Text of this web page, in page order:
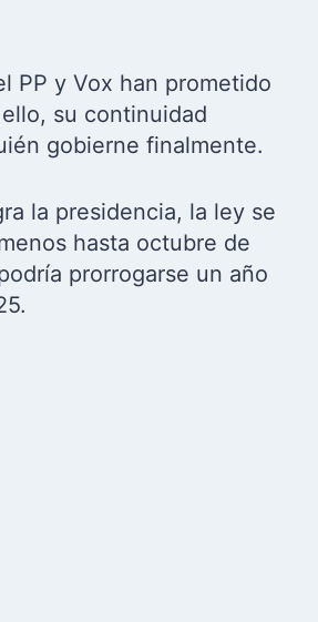
PP y Vox han prometido
su continuidad
gobierne finalmente.
la presidencia, la ley se
hasta octubre de
prorrogarse un año